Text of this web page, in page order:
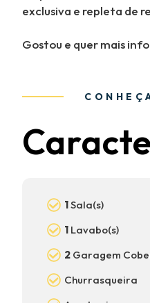
exclusiva e repleta de
Gostou e quer mais
1Sala(s)
1 Lavabo(s)
2 Garagem
Churrasqueira